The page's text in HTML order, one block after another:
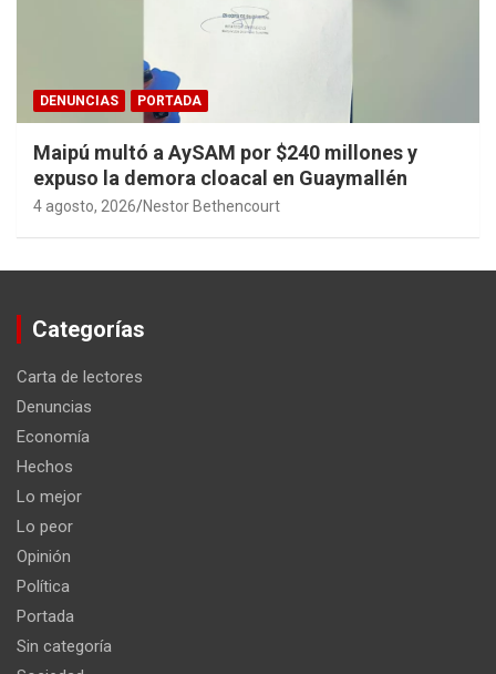
DENUNCIAS PORTADA
Maipú multó a AySAM por $240 millones y
expuso la demora cloacal en Guaymallén
4 agosto, 2026 Nestor Bethencourt
Categorías
Carta de lectores
Denuncias
Economía
Hechos
Lo mejor
Lo peor
Opinión
Política
Portada
Sin categoría